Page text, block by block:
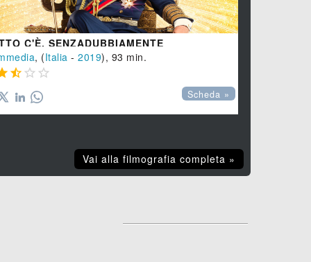
C'È, SENZADUBBIAMENTE
, (Italia - 2019), 93 min.
  
Scheda »
Vai alla filmografia completa »